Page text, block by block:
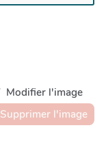
Modifier l'image
Supprimer l'image